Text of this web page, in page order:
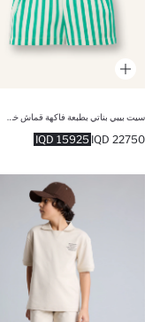
سيت بيبي بناتي بطبعة فاكهة قماش خفيف قصة عادية - قطعتين
15925 IQD 22750 IQD